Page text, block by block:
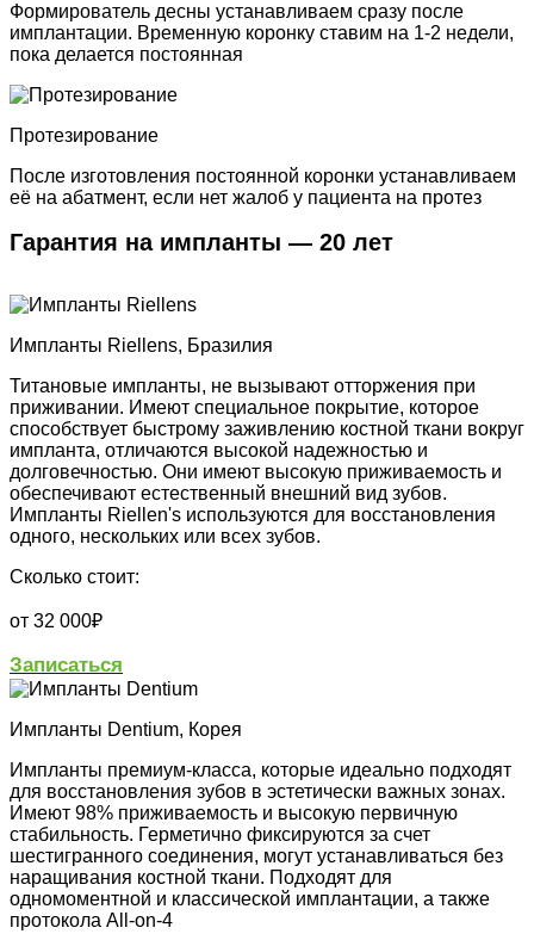
Формирователь десны устанавливаем сразу после
имплантации. Временную коронку ставим на 1-2 недели,
пока делается постоянная
Протезирование
После изготовления постоянной коронки устанавливаем
её на абатмент, если нет жалоб у пациента на протез
Гарантия на импланты — 20 лет
Импланты Riellens, Бразилия
Титановые импланты, не вызывают отторжения при
приживании. Имеют специальное покрытие, которое
способствует быстрому заживлению костной ткани вокруг
импланта, отличаются высокой надежностью и
долговечностью. Они имеют высокую приживаемость и
обеспечивают естественный внешний вид зубов.
Импланты Riellen's используются для восстановления
одного, нескольких или всех зубов.
Сколько стоит:
от 32 000₽
Записаться
Импланты Dentium, Корея
Импланты премиум-класса, которые идеально подходят
для восстановления зубов в эстетически важных зонах.
Имеют 98% приживаемость и высокую первичную
стабильность. Герметично фиксируются за счет
шестигранного соединения, могут устанавливаться без
наращивания костной ткани. Подходят для
одномоментной и классической имплантации, а также
протокола All-on-4